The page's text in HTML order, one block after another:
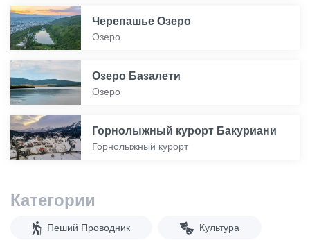
Черепашье Озеро
Озеро
Озеро Базалети
Озеро
Горнолыжный курорт Бакуриани
Горнолыжный курорт
Категории
Пеший Проводник Культура